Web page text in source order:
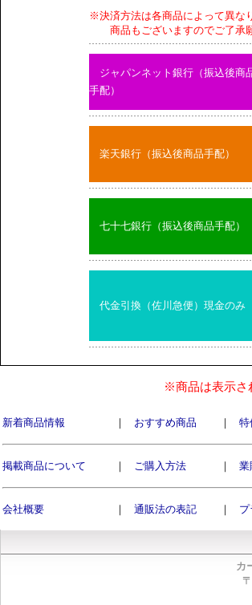
※決済方法は各商品によって異な
商品もございますのでご了承願
ジャパンネット銀行（振込後商
手配）
楽天銀行（振込後商品手配）
七十七銀行（振込後商品手配）
代金引換（佐川急便）現金のみ
※商品は表示さ
新着商品情報 ｜ おすすめ商品 ｜ 特
掲載商品について ｜ ご購入方法 ｜ 業
会社概要 ｜ 通販法の表記 ｜
カ